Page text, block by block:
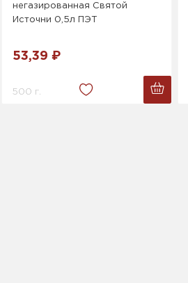
негазированная Святой
Источни 0,5л ПЭТ
53,39 ₽
500 г.